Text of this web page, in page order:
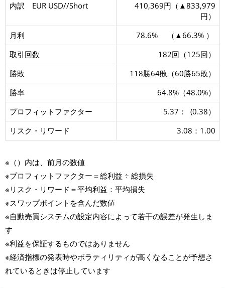
内訳 EUR USD//Short
410,369円（▲833,979
円）
月利
78.6% （▲66.3% ）
取引回数
182回（125回）
勝敗
118勝64敗（60勝65敗）
勝率
64.8%（48.0%）
プロフィットファクター
5.37： (0.38）
リスク・リワード
3.08：1.00
※（）内は、前月の数値
※プロフィットファクター＝総利益 ÷ 総損失
※リスク・リワード＝平均利益：平均損失
※スワップポイントを含んだ数値
※自動売買システムの設定内容によって若干の誤差が発生しま
す
※利益を保証するものではありません
※経済指標の発表時やボラティリティが高くなることが予想さ
れているときは停止しています